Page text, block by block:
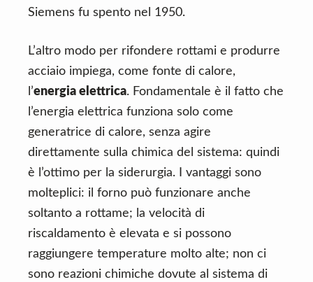
Siemens fu spento nel 1950.
L’altro modo per rifondere rottami e produrre
acciaio impiega, come fonte di calore,
l’energia elettrica. Fondamentale è il fatto che
l’energia elettrica funziona solo come
generatrice di calore, senza agire
direttamente sulla chimica del sistema: quindi
è l’ottimo per la siderurgia. I vantaggi sono
molteplici: il forno può funzionare anche
soltanto a rottame; la velocità di
riscaldamento è elevata e si possono
raggiungere temperature molto alte; non ci
sono reazioni chimiche dovute al sistema di